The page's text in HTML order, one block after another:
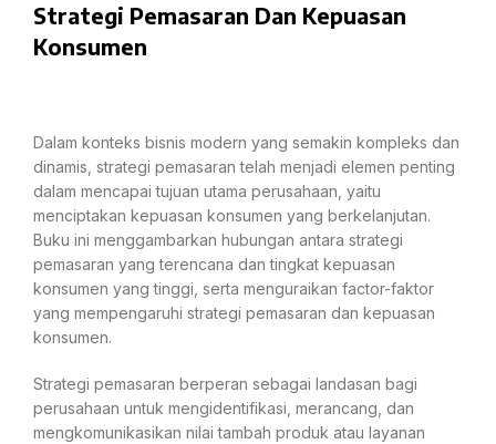
Strategi Pemasaran Dan Kepuasan
Konsumen
Dalam konteks bisnis modern yang semakin kompleks dan
dinamis, strategi pemasaran telah menjadi elemen penting
dalam mencapai tujuan utama perusahaan, yaitu
menciptakan kepuasan konsumen yang berkelanjutan.
Buku ini menggambarkan hubungan antara strategi
pemasaran yang terencana dan tingkat kepuasan
konsumen yang tinggi, serta menguraikan factor-faktor
yang mempengaruhi strategi pemasaran dan kepuasan
konsumen.
Strategi pemasaran berperan sebagai landasan bagi
perusahaan untuk mengidentifikasi, merancang, dan
mengkomunikasikan nilai tambah produk atau layanan